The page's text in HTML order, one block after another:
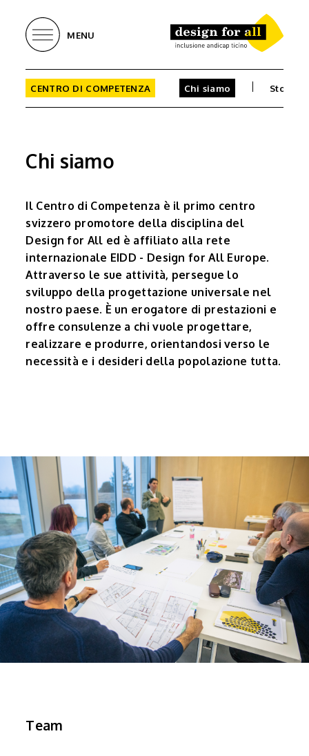
MENU
CENTRO DI COMPETENZA Chi siamo Storia
Chi siamo
Il Centro di Competenza è il primo centro
svizzero promotore della disciplina del
Design for All ed è affiliato alla rete
internazionale EIDD - Design for All Europe.
Attraverso le sue attività, persegue lo
sviluppo della progettazione universale nel
nostro paese. È un erogatore di prestazioni e
offre consulenze a chi vuole progettare,
realizzare e produrre, orientandosi verso le
necessità e i desideri della popolazione tutta.
Team